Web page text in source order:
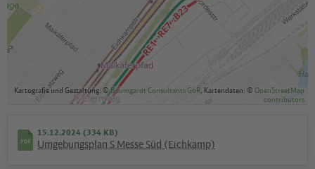
Kartografie und Gestaltung: ©Baumgardt Consultants GbR , Kartendaten: ©OpenStreetMap
contributors
15.12.2024 (334 KB)
Umgebungsplan S Messe Süd (Eichkamp)